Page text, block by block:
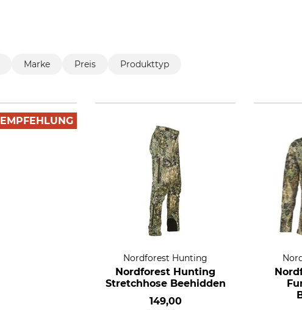
Marke Preis Produkttyp
EMPFEHLUNG
Nordforest Hunting
Nordforest Hunting
Stretchhose Beehidden
149,00